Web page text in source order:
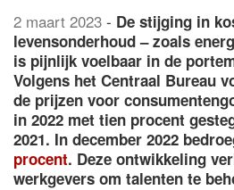
2 maart 2023 - De stijging in
levensonderhoud – zoals
is pijnlijk voelbaar in de
Volgens het Centraal Bureau
de prijzen voor
in 2022 met tien procent
2021. In december 2022
procent. Deze ontwikkeling
werkgevers om talenten te